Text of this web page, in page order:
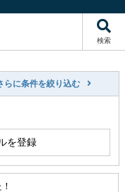
検索
らに条件を絞り込む
を登録